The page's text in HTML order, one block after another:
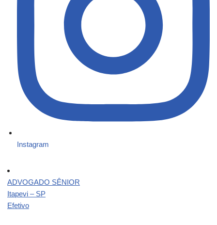
Instagram
ADVOGADO SÊNIOR
Itapevi – SP
Efetivo